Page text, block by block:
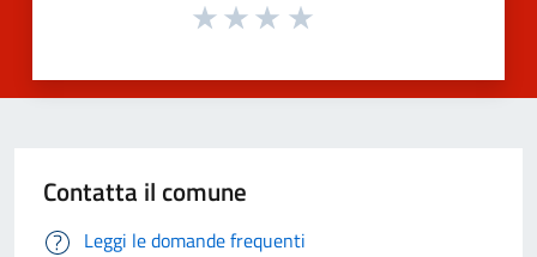
Contatta il comune
Leggi le domande frequenti